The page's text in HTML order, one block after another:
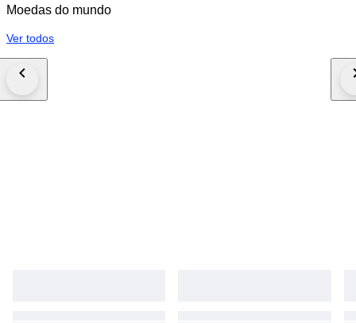
Moedas do mundo
Ver todos